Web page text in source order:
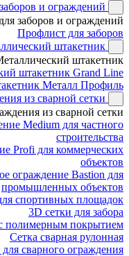
и ограждений
заборов и ограждений
Профлист для заборов
штакетник
штакетник
штакетник Grand Line
Металл Профиль
из сварной сетки
из сварной сетки
Medium для частного
строительства
Profi для коммерческих
объектов
ограждение Bastion для
промышленных объектов
спортивных площадок
3D сетки для забора
полимерным покрытием
Сетка сварная рулонная
сварного ограждения